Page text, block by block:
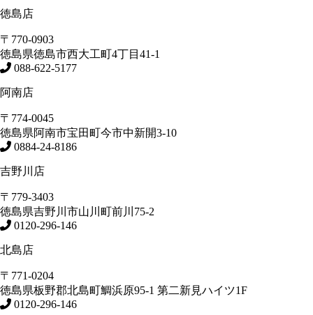
徳島店
〒770-0903
徳島県徳島市西大工町4丁目41-1
088-622-5177
阿南店
〒774-0045
徳島県阿南市宝田町今市中新開3-10
0884-24-8186
吉野川店
〒779-3403
徳島県吉野川市山川町前川75-2
0120-296-146
北島店
〒771-0204
徳島県板野郡北島町鯛浜原95-1 第二新見ハイツ1F
0120-296-146